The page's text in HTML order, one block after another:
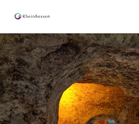
Wein & Genuss
Aktiv & Natur
Kultur & Städte